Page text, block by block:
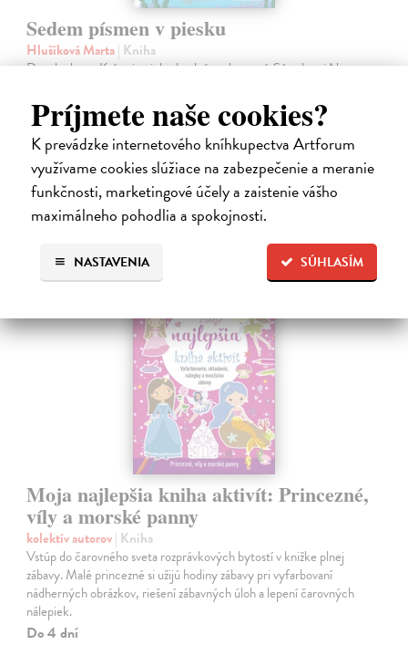
Príjmete naše cookies?
K prevádzke internetového kníhkupectva Artforum
využívame cookies slúžiace na zabezpečenie a meranie
funkčnosti, marketingové účely a zaistenie vášho
maximálneho pohodlia a spokojnosti.
SÚHLASÍM
NASTAVENIA
Sedem písmen v piesku
Hlušíková Marta| Kniha
Dovolenka na Kréte je niekedy plná prekvapení. Súrodenci Noro a
usušenú jaštericu, zaujmú ich Uwe a Hans, ktorí sú takmer celé dni
zahrabaní…
Na sklade
14,20 €
14,95 € ?
Moja najlepšia kniha aktivít: Princezné,
víly a morské panny
kolektív autorov| Kniha
Vstúp do čarovného sveta rozprávkových bytostí v knižke plnej
zábavy. Malé princezné si užijú hodiny zábavy pri vyfarbovaní
nádherných obrázkov, riešení zábavných úloh a lepení čarovných
nálepiek.
Do 4 dní